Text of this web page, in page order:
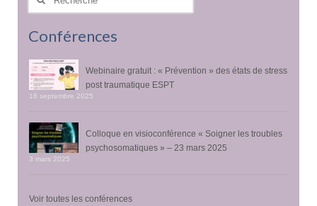
Conférences
Webinaire gratuit : « Prévention » des états de stress
post traumatique ESPT
16 septembre 2025
Colloque en visioconférence « Soigner les troubles
psychosomatiques » – 23 mars 2025
3 mars 2025
Voir toutes les conférences